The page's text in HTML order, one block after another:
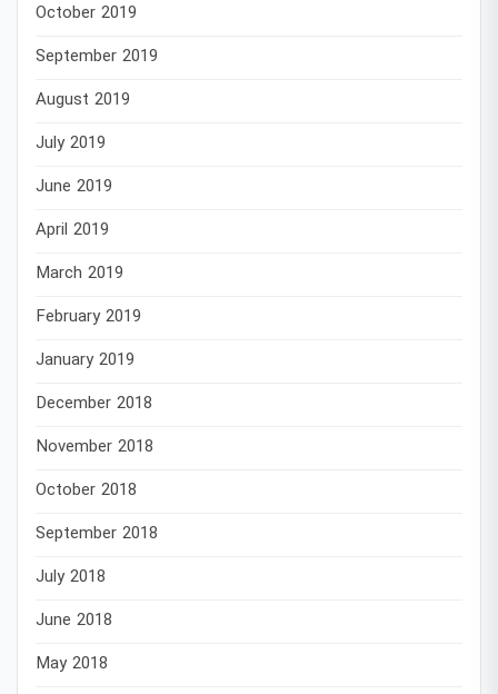
October 2019
September 2019
August 2019
July 2019
June 2019
April 2019
March 2019
February 2019
January 2019
December 2018
November 2018
October 2018
September 2018
July 2018
June 2018
May 2018